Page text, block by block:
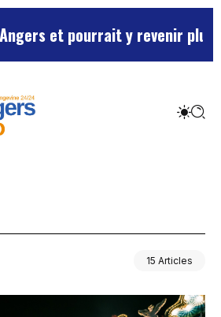
y revenir plus souvent …
15 Articles